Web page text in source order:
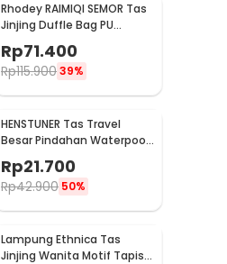
Rhodey RAIMIQI SEMOR Tas
Jinjing Duffle Bag PU
Beige Bear - C01
Rp71.400
Rp115.90039%
HENSTUNER Tas Travel
Besar Pindahan Waterpoof
90x30x50cm - HR-01
Rp21.700
Rp42.900 50%
Lampung Ethnica Tas
Jinjing Wanita Motif Tapis